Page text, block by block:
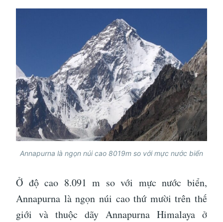
Annapurna là ngọn núi cao 8019m so với mực nước biển
Ở độ cao 8.091 m so với mực nước biển,
Annapurna là ngọn núi cao thứ mười trên thế
giới và thuộc dãy Annapurna Himalaya ở